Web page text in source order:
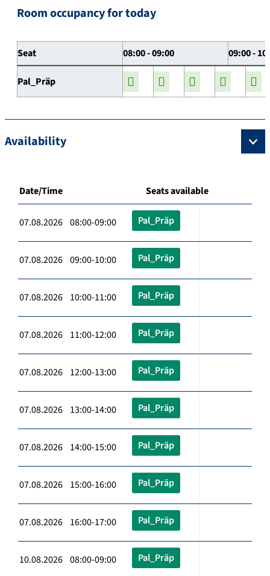
Room occupancy for today
Seat 08:00 - 09:00 09:00 -
Pal_Präp
Availability
Date/Time Seats available
07.08.2026 08:00-09:00 Pal_Präp
07.08.2026 09:00-10:00 Pal_Präp
07.08.2026 10:00-11:00 Pal_Präp
07.08.2026 11:00-12:00 Pal_Präp
07.08.2026 12:00-13:00 Pal_Präp
07.08.2026 13:00-14:00 Pal_Präp
07.08.2026 14:00-15:00 Pal_Präp
07.08.2026 15:00-16:00 Pal_Präp
07.08.2026 16:00-17:00 Pal_Präp
10.08.2026 08:00-09:00 Pal_Präp